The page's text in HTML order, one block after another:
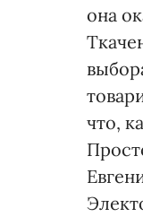
она
что,